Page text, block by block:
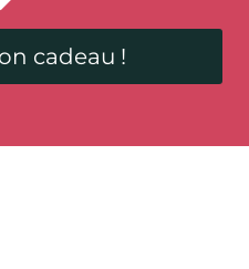
cadeau !